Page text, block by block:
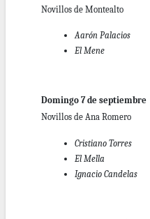
Novillos de Montealto
Aarón Palacios
El Mene
Domingo 7 de septiembre
Novillos de Ana Romero
Cristiano Torres
El Mella
Ignacio Candelas